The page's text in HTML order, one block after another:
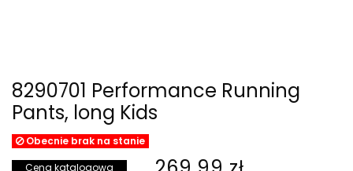
8290701 Performance Running
Pants, long Kids
Obecnie brak na stanie
Cena katalogowa